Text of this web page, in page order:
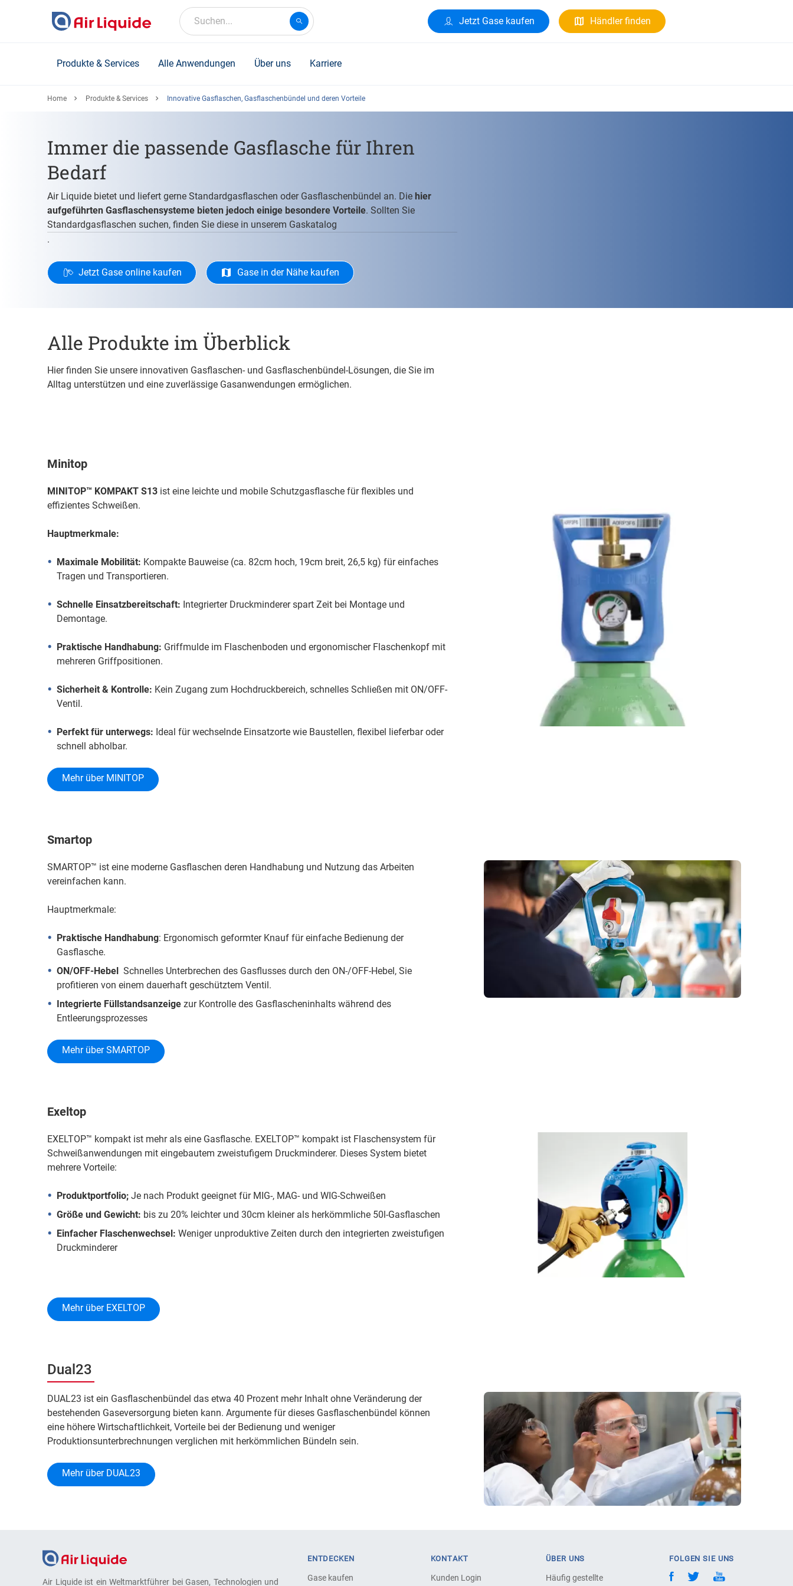
Suchen... Jetzt Gase kaufen Händler finden
Produkte & Services Alle Anwendungen Über uns Karriere
Home Produkte & Services Innovative Gasflaschen, Gasflaschenbündel und deren Vorteile
Immer die passende Gasflasche für Ihren
Bedarf
Air Liquide bietet und liefert gerne Standardgasflaschen oder Gasflaschenbündel an. Die hier
aufgeführten Gasflaschensysteme bieten jedoch einige besondere Vorteile. Sollten Sie
Standardgasflaschen suchen, finden Sie diese in unserem Gaskatalog
.
Jetzt Gase online kaufen Gase in der Nähe kaufen
Alle Produkte im Überblick
Hier finden Sie unsere innovativen Gasflaschen- und Gasflaschenbündel-Lösungen, die Sie im
Alltag unterstützen und eine zuverlässige Gasanwendungen ermöglichen.
Minitop
MINITOP™ KOMPAKT S13 ist eine leichte und mobile Schutzgasflasche für flexibles und
effizientes Schweißen.
Hauptmerkmale:
Maximale Mobilität: Kompakte Bauweise (ca. 82cm hoch, 19cm breit, 26,5 kg) für einfaches
Tragen und Transportieren.
Schnelle Einsatzbereitschaft: Integrierter Druckminderer spart Zeit bei Montage und
Demontage.
Praktische Handhabung: Griffmulde im Flaschenboden und ergonomischer Flaschenkopf mit
mehreren Griffpositionen.
Sicherheit & Kontrolle: Kein Zugang zum Hochdruckbereich, schnelles Schließen mit ON/OFF-
Ventil.
Perfekt für unterwegs: Ideal für wechselnde Einsatzorte wie Baustellen, flexibel lieferbar oder
schnell abholbar.
Mehr über MINITOP
Smartop
SMARTOP™ ist eine moderne Gasflaschen deren Handhabung und Nutzung das Arbeiten
vereinfachen kann.
Hauptmerkmale:
Praktische Handhabung: Ergonomisch geformter Knauf für einfache Bedienung der
Gasflasche.
ON/OFF-Hebel Schnelles Unterbrechen des Gasflusses durch den ON-/OFF-Hebel, Sie
profitieren von einem dauerhaft geschütztem Ventil.
Integrierte Füllstandsanzeige zur Kontrolle des Gasflascheninhalts während des
Entleerungsprozesses
Mehr über SMARTOP
Exeltop
EXELTOP™ kompakt ist mehr als eine Gasflasche. EXELTOP™ kompakt ist Flaschensystem für
Schweißanwendungen mit eingebautem zweistufigem Druckminderer. Dieses System bietet
mehrere Vorteile:
Produktportfolio; Je nach Produkt geeignet für MIG-, MAG- und WIG-Schweißen
Größe und Gewicht: bis zu 20% leichter und 30cm kleiner als herkömmliche 50l-Gasflaschen
Einfacher Flaschenwechsel: Weniger unproduktive Zeiten durch den integrierten zweistufigen
Druckminderer
Mehr über EXELTOP
Dual23
DUAL23 ist ein Gasflaschenbündel das etwa 40 Prozent mehr Inhalt ohne Veränderung der
bestehenden Gaseversorgung bieten kann. Argumente für dieses Gasflaschenbündel können
eine höhere Wirtschaftlichkeit, Vorteile bei der Bedienung und weniger
Produktionsunterbrechnungen verglichen mit herkömmlichen Bündeln sein.
Mehr über DUAL23
Air Liquide ist ein Weltmarktführer bei Gasen, Technologien und
ENTDECKEN
Gase kaufen
KONTAKT
Kunden Login
ÜBER UNS
Häufig gestellte
FOLGEN SIE UNS